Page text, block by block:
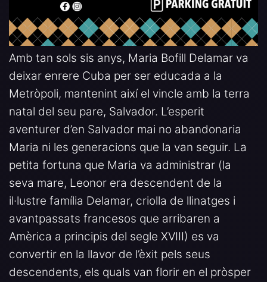
Amb tan sols sis anys, Maria Bofill Delamar va
deixar enrere Cuba per ser educada a la
Metròpoli, mantenint així el vincle amb la terra
natal del seu pare, Salvador. L’esperit
aventurer d’en Salvador mai no abandonaria
Maria ni les generacions que la van seguir. La
petita fortuna que Maria va administrar (la
seva mare, Leonor era descendent de la
il·lustre família Delamar, criolla de llinatges i
avantpassats francesos que arribaren a
Amèrica a principis del segle XVIII) es va
convertir en la llavor de l’èxit pels seus
descendents, els quals van florir en el pròsper